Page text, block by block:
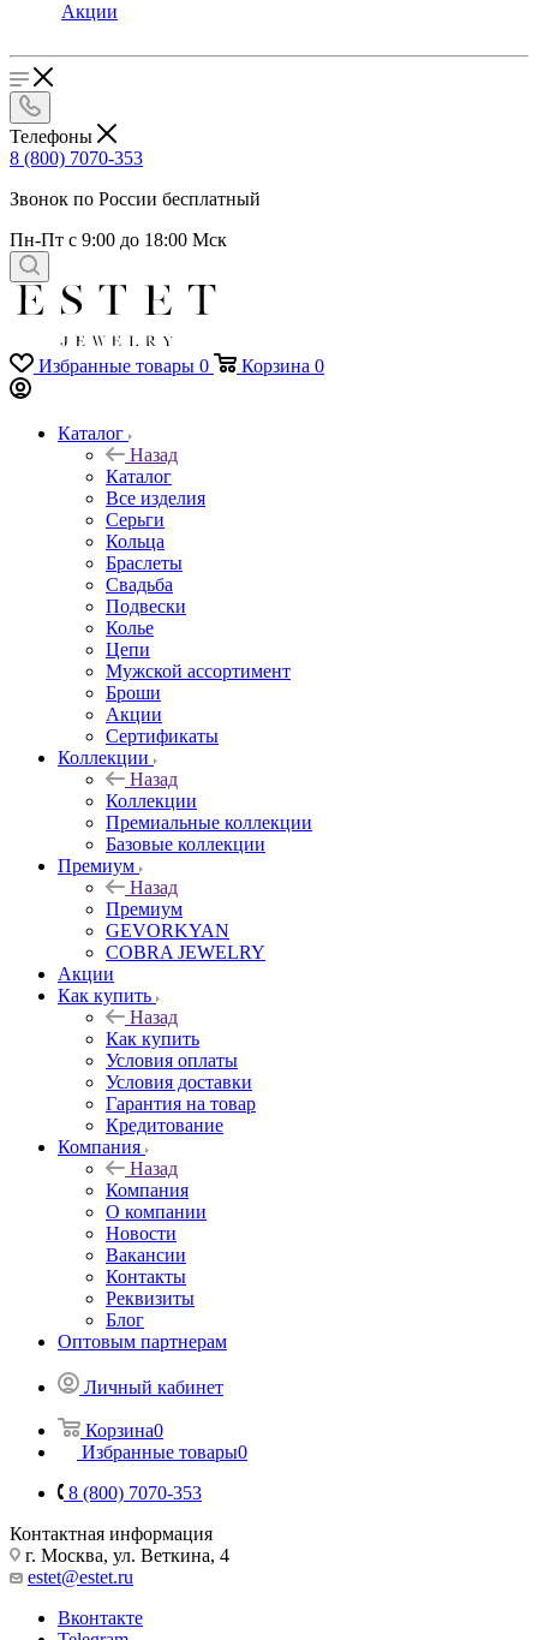
Акции
Телефоны
8 (800) 7070-353
Звонок по России бесплатный
Пн-Пт с 9:00 до 18:00 Мск
Избранные товары 0 Корзина 0
Каталог
Назад
Каталог
Все изделия
Серьги
Кольца
Браслеты
Свадьба
Подвески
Колье
Цепи
Мужской ассортимент
Броши
Акции
Сертификаты
Коллекции
Назад
Коллекции
Премиальные коллекции
Базовые коллекции
Премиум
Назад
Премиум
GEVORKYAN
COBRA JEWELRY
Акции
Как купить
Назад
Как купить
Условия оплаты
Условия доставки
Гарантия на товар
Кредитование
Компания
Назад
Компания
О компании
Новости
Вакансии
Контакты
Реквизиты
Блог
Оптовым партнерам
Личный кабинет
Корзина0
Избранные товары0
8 (800) 7070-353
Контактная информация
г. Москва, ул. Веткина, 4
estet@estet.ru
Вконтакте